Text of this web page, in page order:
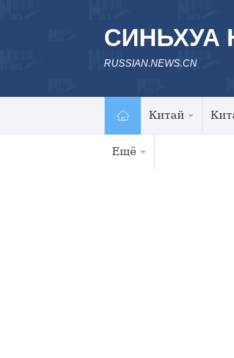
СИНЬХУА
RUSSIAN.NEWS.CN
Китай
Ещё